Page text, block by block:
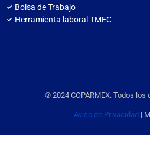
Bolsa de Trabajo
Herramienta laboral TMEC
© 2024 COPARMEX. Todos
Aviso de Privacidad |